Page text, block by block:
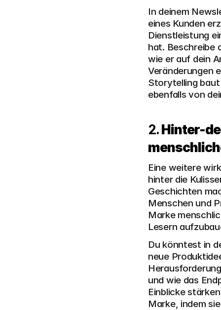
In deinem
eines Kunden
Dienstleistung
hat. Beschreibe
wie er auf dein
Veränderungen
Storytelling
ebenfalls von
2. Hinter-
Eine weitere
hinter die
Geschichten
Menschen und
Marke
Lesern
Du könntest in
neue
und wie das
Einblicke
Marke, indem